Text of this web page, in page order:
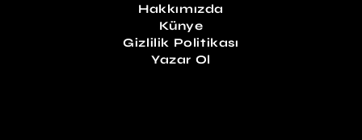
Hakkımızda
Künye
Gizlilik Politikası
Yazar Ol